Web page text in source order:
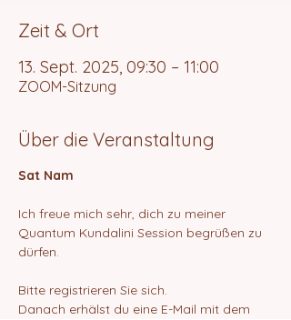
Zeit & Ort
13. Sept. 2025, 09:30 – 11:00
ZOOM-Sitzung
Über die Veranstaltung
Sat Nam
Ich freue mich sehr, dich zu meiner
Quantum Kundalini Session begrüßen zu
dürfen.
Bitte registrieren Sie sich.
Danach erhälst du eine E-Mail mit dem